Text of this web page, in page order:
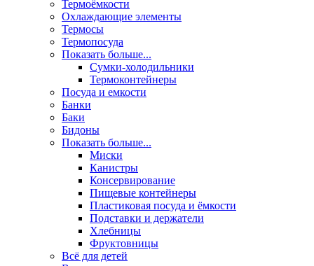
Термоёмкости
Охлаждающие элементы
Термосы
Термопосуда
Показать больше...
Сумки-холодильники
Термоконтейнеры
Посуда и емкости
Банки
Баки
Бидоны
Показать больше...
Миски
Канистры
Консервирование
Пищевые контейнеры
Пластиковая посуда и ёмкости
Подставки и держатели
Хлебницы
Фруктовницы
Всё для детей